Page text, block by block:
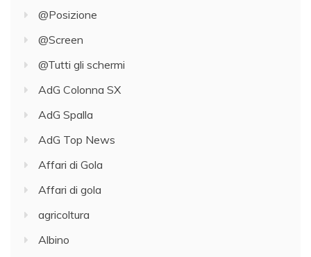
@Posizione
@Screen
@Tutti gli schermi
AdG Colonna SX
AdG Spalla
AdG Top News
Affari di Gola
Affari di gola
agricoltura
Albino